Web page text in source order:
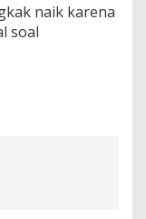
naik karena
soal